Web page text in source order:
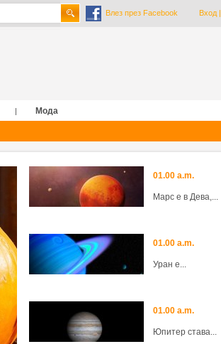
Влез през Facebook Вход|
|
Мода
01.00 a.m.
Марс е в Дева,...
01.00 a.m.
Уран е...
01.00 a.m.
Юпитер става...